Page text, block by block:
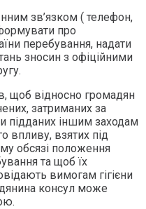
зв’язком ( телефон,
про
перебування, надати
зносин з офіційними
щоб відносно громадян
затриманих за
підданих іншим заходам
впливу, взятих під
обсязі положення
та щоб їх
вимогам гігієни
консул може